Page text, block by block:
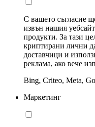
С вашето съгласие
извън нашия
продукти. За тази
криптирани лични
доставчици и
реклама, ако вече
Bing, Criteo, Meta,
Маркетинг